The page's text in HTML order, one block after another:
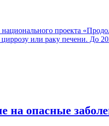
проекта
или раку печени.
на опасные